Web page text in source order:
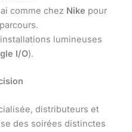
comme chez Nike pour
lumineuses
I/O).
distributeurs et
des soirées distinctes